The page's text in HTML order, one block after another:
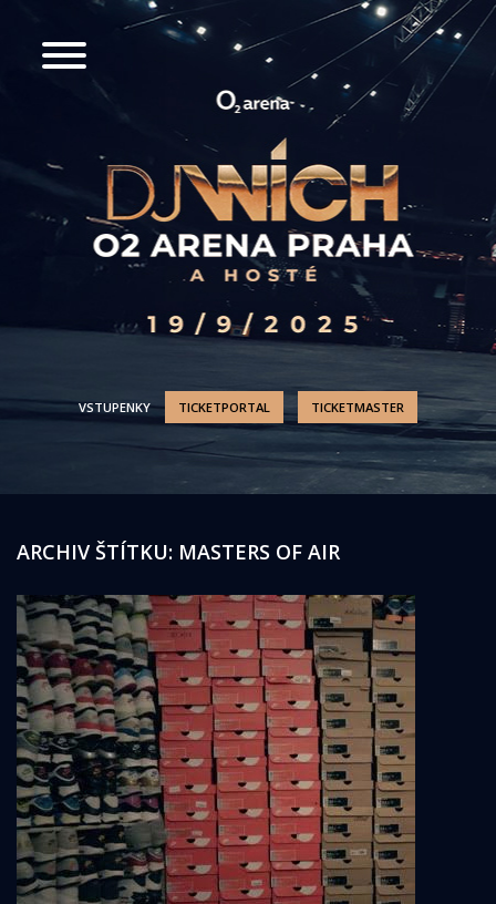
VSTUPENKY TICKETPORTAL TICKETMASTER
ARCHIV ŠTÍTKU: MASTERS OF AIR